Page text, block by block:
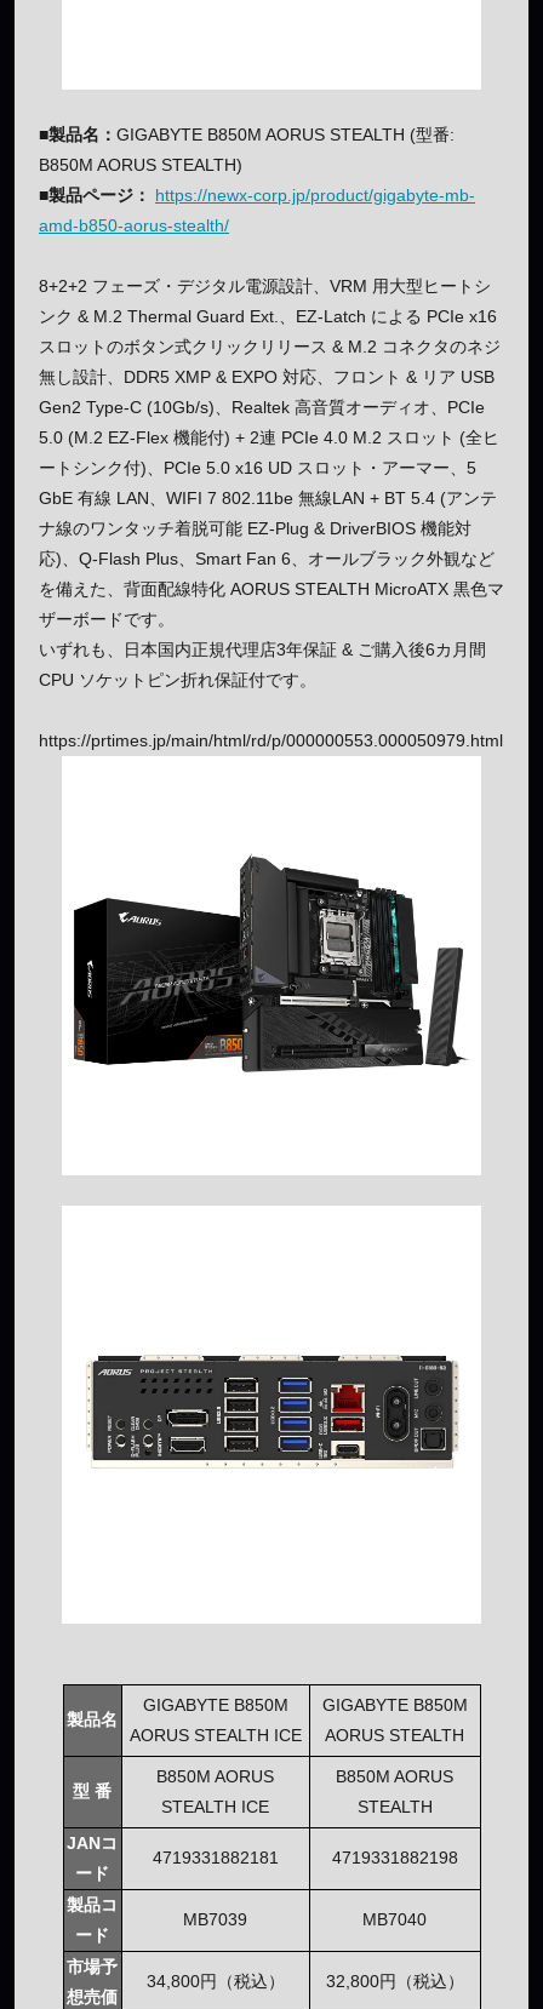
■製品名： GIGABYTE B850M AORUS STEALTH (型番:
B850M AORUS STEALTH)
■製品ページ：
https://newx-corp.jp/product/gigabyte-mb-
amd-b850-aorus-stealth/
8+2+2 フェーズ・デジタル電源設計、VRM 用大型ヒートシ
ンク & M.2 Thermal Guard Ext.、EZ-Latch による PCIe x16
スロットのボタン式クリックリリース & M.2 コネクタのネジ
無し設計、DDR5 XMP & EXPO 対応、フロント & リア USB
Gen2 Type-C (10Gb/s)、Realtek 高音質オーディオ、PCIe
5.0 (M.2 EZ-Flex 機能付) + 2連 PCIe 4.0 M.2 スロット (全ヒ
ートシンク付)、PCIe 5.0 x16 UD スロット・アーマー、5
GbE 有線 LAN、WIFI 7 802.11be 無線LAN + BT 5.4 (アンテ
ナ線のワンタッチ着脱可能 EZ-Plug & DriverBIOS 機能対
応)、Q-Flash Plus、Smart Fan 6、オールブラック外観など
を備えた、背面配線特化 AORUS STEALTH MicroATX 黒色マ
ザーボードです。
いずれも、日本国内正規代理店3年保証 & ご購入後6カ月間
CPU ソケットピン折れ保証付です。
https://prtimes.jp/main/html/rd/p/000000553.000050979.html
製品名
GIGABYTE B850M
AORUS STEALTH ICE
GIGABYTE B850M
AORUS STEALTH
型 番
B850M AORUS
STEALTH ICE
B850M AORUS
STEALTH
JANコ
ード
4719331882181 4719331882198
製品コ
ード
MB7039 MB7040
市場予
想売価
34,800円（税込） 32,800円（税込）